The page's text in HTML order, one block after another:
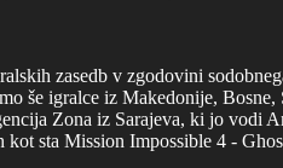
zasedb v zgodovini
še igralce iz Makedonije,
Zona iz Sarajeva, ki jo vodi
sta Mission Impossible 4 -